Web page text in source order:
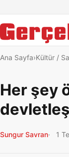
Ana Sayfa Kültür /
Her şey
Sungur Savran 1